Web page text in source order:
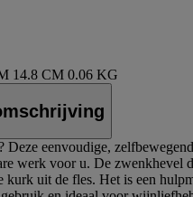
14.8 CM 0.06 KG
eenvoudige,
werk voor u. De zwenkhevel
kurk uit de fles. Het is een